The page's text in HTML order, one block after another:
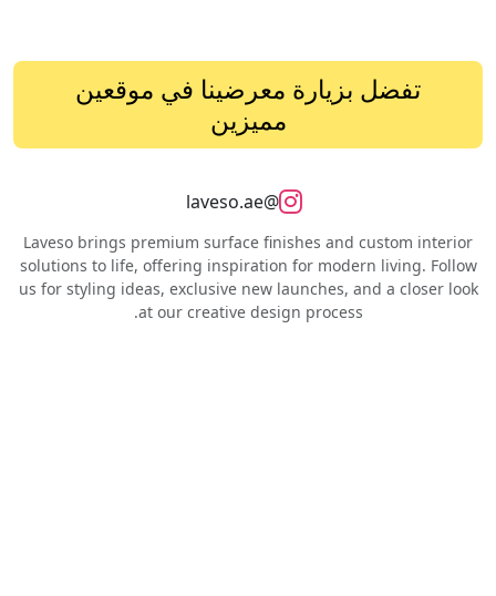
تفضل بزيارة معرضينا في موقعين
مميزين
@laveso.ae
Laveso brings premium surface finishes and custom interior
solutions to life, offering inspiration for modern living. Follow
us for styling ideas, exclusive new launches, and a closer look
at our creative design process.